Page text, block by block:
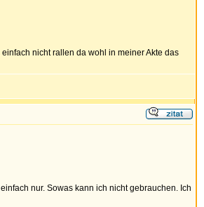
nicht rallen da wohl in meiner Akte das
nur. Sowas kann ich nicht gebrauchen. Ich